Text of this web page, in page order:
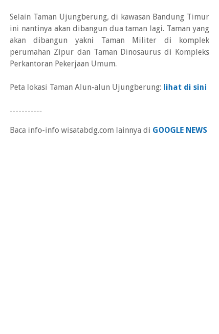
Selain Taman Ujungberung, di kawasan Bandung Timur
ini nantinya akan dibangun dua taman lagi. Taman yang
akan dibangun yakni Taman Militer di komplek
perumahan Zipur dan Taman Dinosaurus di Kompleks
Perkantoran Pekerjaan Umum.
Peta lokasi Taman Alun-alun Ujungberung: lihat di sini
-----------
Baca info-info wisatabdg.com lainnya di GOOGLE NEWS